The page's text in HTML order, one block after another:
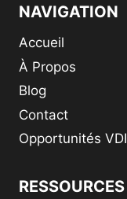
NAVIGATION
Accueil
À Propos
Blog
Contact
Opportunités VDI
RESSOURCES